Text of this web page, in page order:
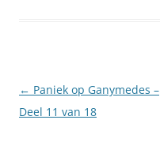
Berichtnavigatie
← Paniek op Ganymedes –
Deel 11 van 18